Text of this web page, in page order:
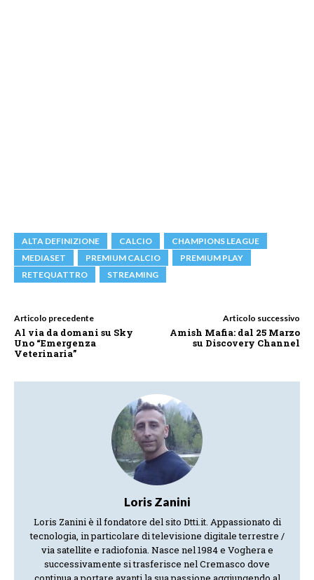
ALTA DEFINIZIONE CALCIO
CHAMPIONS LEAGUE
MEDIASET
PREMIUM CALCIO
PREMIUM PLAY
RETEQUATTRO
STREAMING
Articolo precedente
Al via da domani su Sky
Uno “Emergenza
Veterinaria”
Articolo successivo
Amish Mafia: dal 25 Marzo
su Discovery Channel
Loris Zanini
Loris Zanini è il fondatore del sito Dtti.it. Appassionato di
tecnologia, in particolare di televisione digitale terrestre /
via satellite e radiofonia. Nasce nel 1984 e Voghera e
successivamente si trasferisce nel Cremasco dove